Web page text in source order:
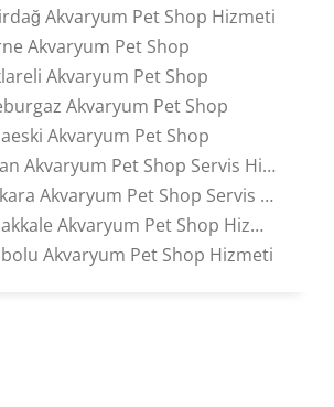
Akvaryum Pet Shop Hizmeti
Akvaryum Pet Shop
Akvaryum Pet Shop
Akvaryum Pet Shop
Akvaryum Pet Shop
Akvaryum Pet Shop Servis Hizmeti
Akvaryum Pet Shop Servis Hizmeti
Akvaryum Pet Shop Hizmeti
Akvaryum Pet Shop Hizmeti